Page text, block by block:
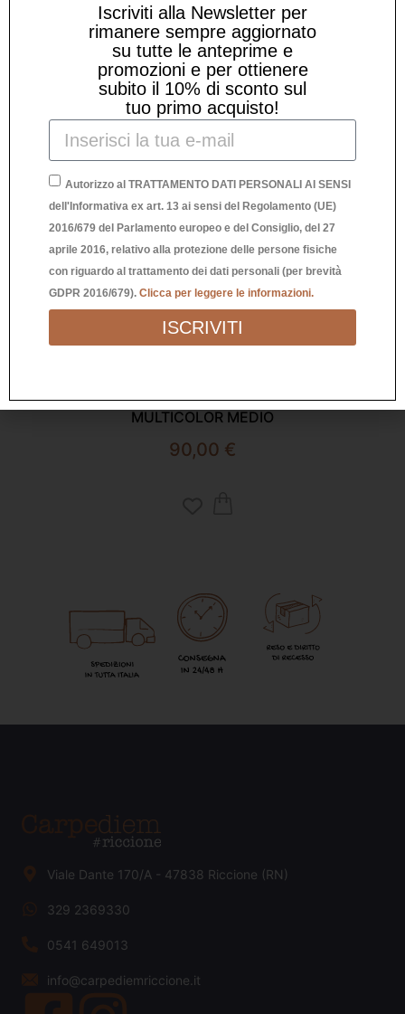
SCULTURA FICHI ALLEGRI
MULTICOLOR MEDIO
90,00 €
Viale Dante 170/A - 47838 Riccione (RN)
329 2369330
0541 649013
info@carpediemriccione.it
Iscriviti alla Newsletter per
rimanere sempre aggiornato
su tutte le anteprime e
promozioni e per ottienere
subito il 10% di sconto sul
tuo primo acquisto!
Autorizzo al TRATTAMENTO DATI PERSONALI AI SENSI
dell'Informativa ex art. 13 ai sensi del Regolamento (UE)
2016/679 del Parlamento europeo e del Consiglio, del 27
aprile 2016, relativo alla protezione delle persone fisiche
con riguardo al trattamento dei dati personali (per brevità
GDPR 2016/679). Clicca per leggere le informazioni.
ISCRIVITI